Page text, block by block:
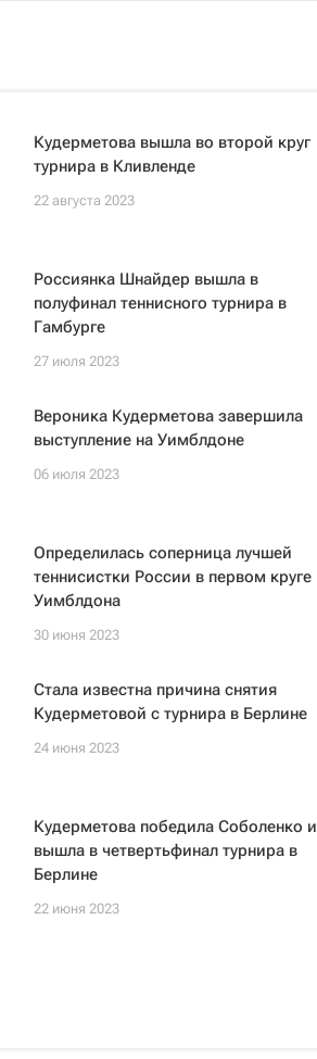
Кудерметова вышла во второй круг
турнира в Кливленде
22 августа 2023
Россиянка Шнайдер вышла в
полуфинал теннисного турнира в
Гамбурге
27 июля 2023
Вероника Кудерметова завершила
выступление на Уимблдоне
06 июля 2023
Определилась соперница лучшей
теннисистки России в первом круге
Уимблдона
30 июня 2023
Стала известна причина снятия
Кудерметовой с турнира в Берлине
24 июня 2023
Кудерметова победила Соболенко и
вышла в четвертьфинал турнира в
Берлине
22 июня 2023